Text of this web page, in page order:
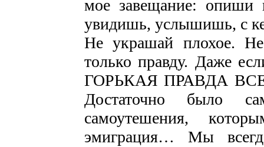
мое завещание: опиши
увидишь, услышишь, с
Не украшай плохое.
только правду. Даже
ГОРЬКАЯ ПРАВДА
Достаточно было
самоутешения,
эмиграция… Мы